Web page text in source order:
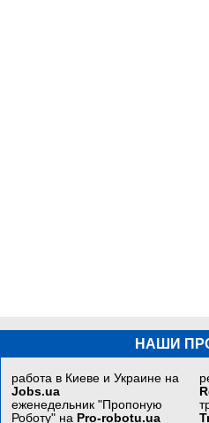
НАШИ
работа в Киеве и Украине на
Jobs.ua
еженедельник "Пропоную
Роботу" на Pro-robotu.ua